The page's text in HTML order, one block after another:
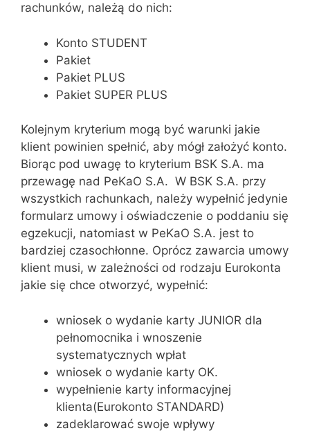
rachunków, należą do nich:
Konto STUDENT
Pakiet
Pakiet PLUS
Pakiet SUPER PLUS
Kolejnym kryterium mogą być warunki jakie
klient powinien spełnić, aby mógł założyć konto.
Biorąc pod uwagę to kryterium BSK S.A. ma
przewagę nad PeKaO S.A. W BSK S.A. przy
wszystkich rachunkach, należy wypełnić jedynie
formularz umowy i oświadczenie o poddaniu się
egzekucji, natomiast w PeKaO S.A. jest to
bardziej czasochłonne. Oprócz zawarcia umowy
klient musi, w zależności od rodzaju Eurokonta
jakie się chce otworzyć, wypełnić:
wniosek o wydanie karty JUNIOR dla
pełnomocnika i wnoszenie
systematycznych wpłat
wniosek o wydanie karty OK.
wypełnienie karty informacyjnej
klienta(Eurokonto STANDARD)
zadeklarować swoje wpływy